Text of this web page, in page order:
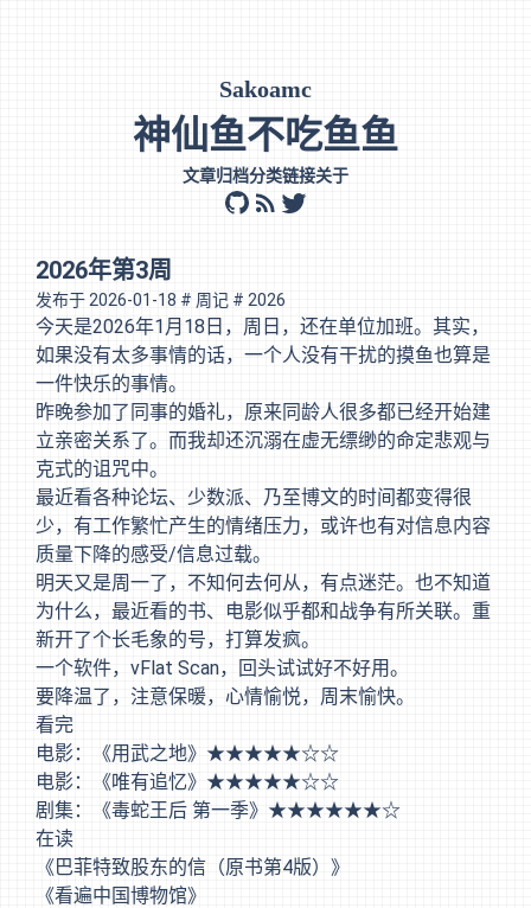
Sakoamc
神仙鱼不吃鱼鱼
文章归档分类链接关于
github
rss twitter
2026年第3周
发布于 2026-01-18 # 周记 # 2026
今天是2026年1月18日，周日，还在单位加班。其实，
如果没有太多事情的话，一个人没有干扰的摸鱼也算是
一件快乐的事情。
昨晚参加了同事的婚礼，原来同龄人很多都已经开始建
立亲密关系了。而我却还沉溺在虚无缥缈的命定悲观与
克式的诅咒中。
最近看各种论坛、少数派、乃至博文的时间都变得很
少，有工作繁忙产生的情绪压力，或许也有对信息内容
质量下降的感受/信息过载。
明天又是周一了，不知何去何从，有点迷茫。也不知道
为什么，最近看的书、电影似乎都和战争有所关联。重
新开了个长毛象的号，打算发疯。
一个软件，vFlat Scan，回头试试好不好用。
要降温了，注意保暖，心情愉悦，周末愉快。
看完
电影：《用武之地》★★★★★☆☆
电影：《唯有追忆》★★★★★☆☆
剧集：《毒蛇王后 第一季》★★★★★★☆
在读
《巴菲特致股东的信（原书第4版）》
《看遍中国博物馆》